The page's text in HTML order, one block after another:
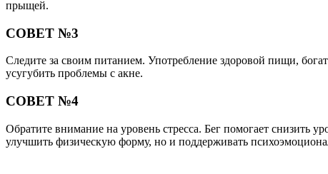
прыщей.
СОВЕТ №3
Следите за своим питанием. Употребление здоровой пищи,
усугубить проблемы с акне.
СОВЕТ №4
Обратите внимание на уровень стресса. Бег помогает снизить
улучшить физическую форму, но и поддерживать